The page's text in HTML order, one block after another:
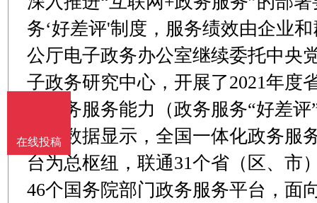
务‘好差评'制度，服务绩效由企业
公厅电子政务办公室继续委托中央
子政务研究中心，开展了2021年度
化政务服务能力（政务服务“好差
数据显示，全国一体化政务服务
台为总枢纽，联通31个省（区、市
46个国务院部门政务服务平台，面
在线投稿